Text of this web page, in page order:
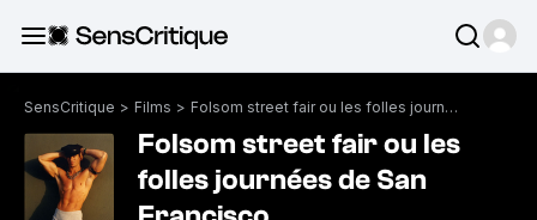
SensCritique > Films > Folsom street fair ou les folles journées de San Francisco
Folsom street fair ou les
folles journées de San